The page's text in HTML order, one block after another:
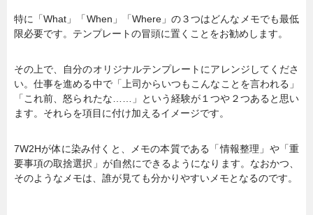
特に「What」「When」「Where」の３つはどんなメモでも最低
限必要です。テンプレートの冒頭に置くことをお勧めします。
その上で、自分のオリジナルテンプレートにアレンジしてくださ
い。仕事を進める中で「上司からいつもこんなことを言われる」
「これ前、怒られたな……」という経験が１つや２つあると思い
ます。それらを項目に付け加えるイメージです。
7W2Hが体に染み付くと、メモの本質である「情報整理」や「重
要事項の取捨選択」が自然にできるようになります。なおかつ、
そのようなメモは、誰が見ても分かりやすいメモとなるのです。